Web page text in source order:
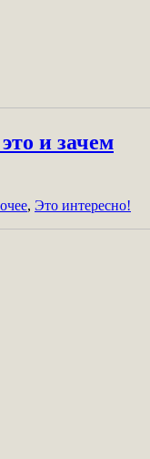
и зачем
, Это интересно!